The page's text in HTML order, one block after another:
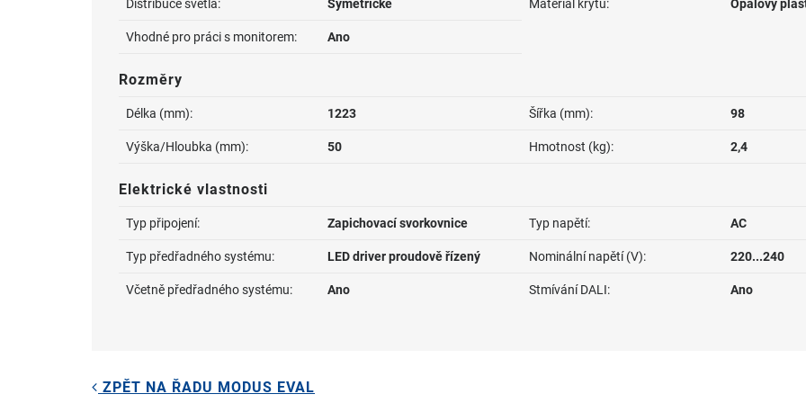
Distribuce světla: Symetrické Materiál krytu: Opálový
Vhodné pro práci s monitorem: Ano
Rozměry
Délka (mm): 1223 Šířka (mm): 98
Výška/Hloubka (mm): 50 Hmotnost (kg): 2,4
Elektrické vlastnosti
Typ připojení: Zapichovací svorkovnice Typ napětí: AC
Typ předřadného systému: LED driver proudově řízený Nominální napětí (V): 220...240
Včetně předřadného systému: Ano Stmívání DALI: Ano
ZPĚT NA ŘADU MODUS EVAL